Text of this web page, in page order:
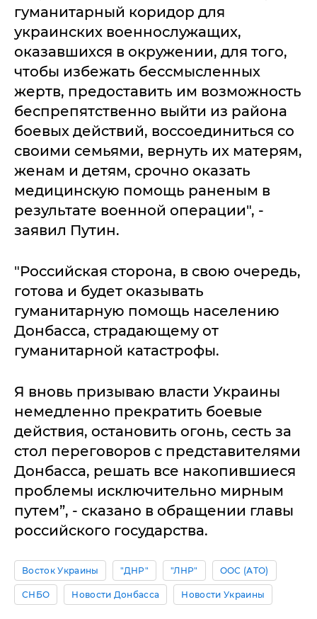
гуманитарный коридор для
украинских военнослужащих,
оказавшихся в окружении, для того,
чтобы избежать бессмысленных
жертв, предоставить им возможность
беспрепятственно выйти из района
боевых действий, воссоединиться со
своими семьями, вернуть их матерям,
женам и детям, срочно оказать
медицинскую помощь раненым в
результате военной операции", -
заявил Путин.
"Российская сторона, в свою очередь,
готова и будет оказывать
гуманитарную помощь населению
Донбасса, страдающему от
гуманитарной катастрофы.
Я вновь призываю власти Украины
немедленно прекратить боевые
действия, остановить огонь, сесть за
стол переговоров с представителями
Донбасса, решать все накопившиеся
проблемы исключительно мирным
путем”, - сказано в обращении главы
российского государства.
Восток Украины "ДНР" "ЛНР" ООС (АТО)
СНБО Новости Донбасса Новости Украины